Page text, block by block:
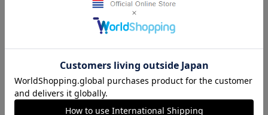
Mikan Jewels（1） MiRTドット（1）
MOCO（1）
moritaMiW/タオル手ぬぐいコレクション（1）
MYタオル（1） NaRe（1）